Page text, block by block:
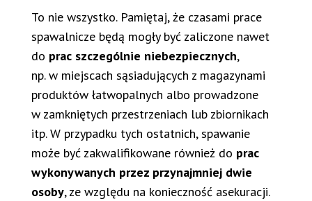
To nie wszystko. Pamiętaj, że czasami prace
spawalnicze będą mogły być zaliczone nawet
do prac szczególnie niebezpiecznych,
np. w miejscach sąsiadujących z magazynami
produktów łatwopalnych albo prowadzone
w zamkniętych przestrzeniach lub zbiornikach
itp. W przypadku tych ostatnich, spawanie
może być zakwalifikowane również do prac
wykonywanych przez przynajmniej dwie
osoby, ze względu na konieczność asekuracji.